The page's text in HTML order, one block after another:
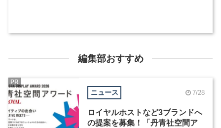
編集部おすすめ
ニュース 7/28
ロイヤルホストなど3ブランドへ
の提案を募集！「丹青社空間ア
PR